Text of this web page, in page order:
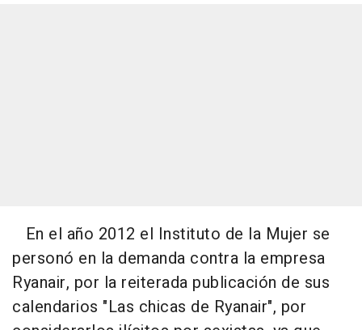
En el año 2012 el Instituto de la Mujer se
personó en la demanda contra la empresa
Ryanair, por la reiterada publicación de sus
calendarios "Las chicas de Ryanair", por